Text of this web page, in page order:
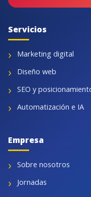
Servicios
Marketing digital
Diseño web
SEO y
Automatización e IA
Empresa
Sobre nosotros
Jornadas